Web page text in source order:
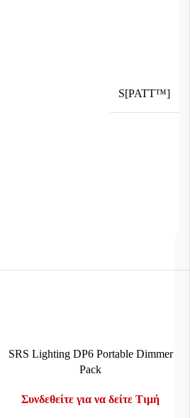
S[PATT™]
ΔΙΑΒΆΣΤΕ ΠΕΡΙΣΣΌΤΕΡΑ
SRS Lighting DP6 Portable Dimmer
Pack
Συνδεθείτε για να δείτε Τιμή